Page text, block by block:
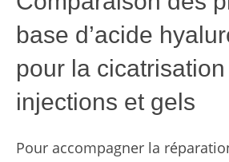
base d’acide
pour la
injections et gels
Pour accompagner la